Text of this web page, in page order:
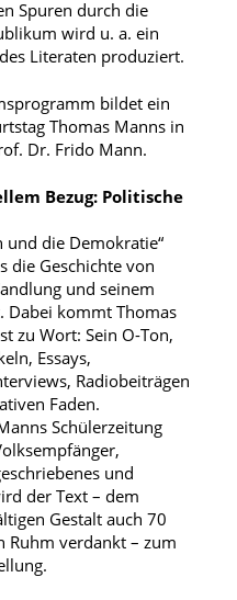
Spuren durch die
wird u. a. ein
Literaten produziert.
bildet ein
Thomas Manns in
Dr. Frido Mann.
Bezug: Politische
und die Demokratie“
die Geschichte von
und seinem
Dabei kommt Thomas
zu Wort: Sein O-Ton,
Essays,
Radiobeiträgen
Faden.
Schülerzeitung
und
der Text – dem
Gestalt auch 70
Ruhm verdankt – zum